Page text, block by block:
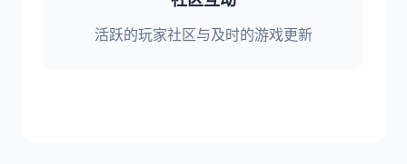
活跃的玩家社区与及时的游戏更新